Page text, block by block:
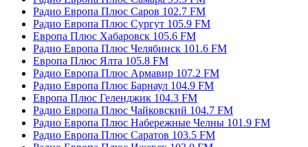
Радио Европа Плюс Саров 102.7 FM
Радио Европа Плюс Сургут 105.9 FM
Европа Плюс Хабаровск 105.6 FM
Радио Европа Плюс Челябинск 101.6 FM
Европа Плюс Ялта 105.8 FM
Радио Европа Плюс Армавир 107.2 FM
Радио Европа Плюс Барнаул 104.9 FM
Европа Плюс Геленджик 104.3 FM
Радио Европа Плюс Чайковский 104.7 FM
Радио Европа Плюс Набережные Челны 101.9 FM
Радио Европа Плюс Саратов 103.5 FM